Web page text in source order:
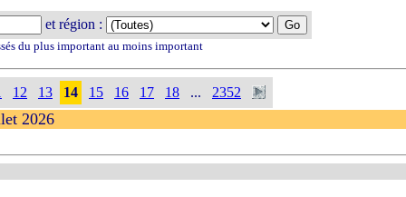
et région :
du plus important au moins important
12 13 14 15 16 17 18 ... 2352
2026